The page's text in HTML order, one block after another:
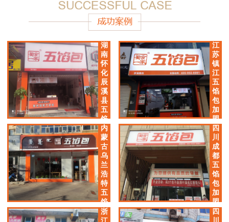
湖
南
怀
化
辰
溪
县
五
馅
包
加
盟
店
江
苏
镇
江
五
馅
包
加
盟
店
内
蒙
古
乌
兰
浩
特
五
馅
包
加
四
川
成
都
五
馅
包
加
盟
店
浙
四